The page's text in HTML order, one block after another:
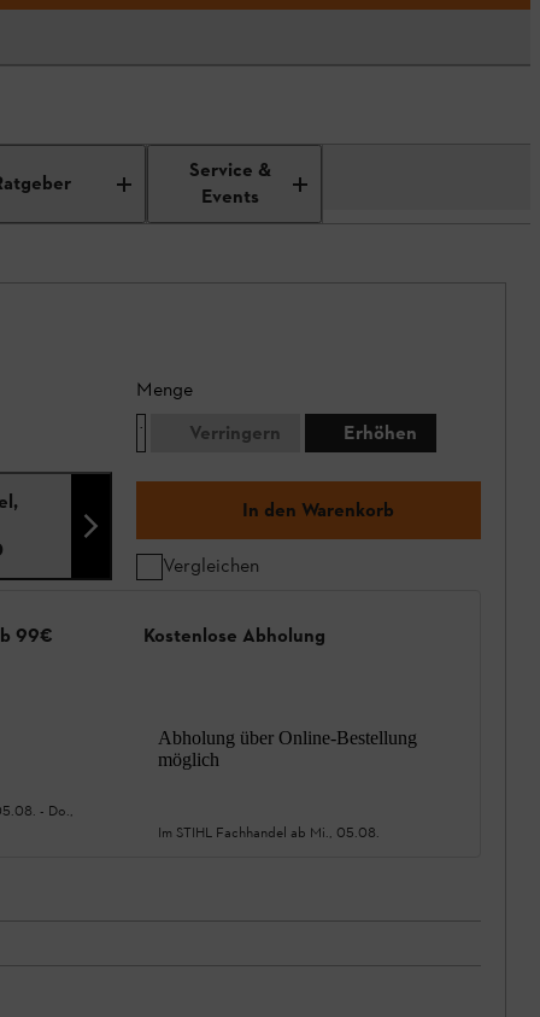
Service &
Events
Menge
Verringern
Erhöhen
In den Warenkorb
Vergleichen
99€
- Do.,
Kostenlose Abholung
Abholung über Online-Bestellung
möglich
Im STIHL Fachhandel ab Mi., 05.08.